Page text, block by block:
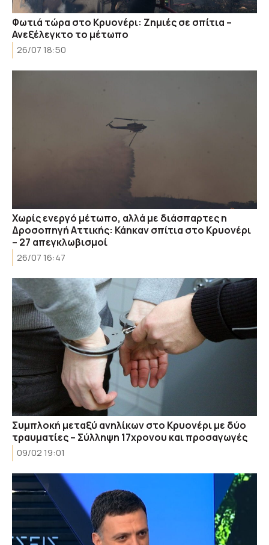
Φωτιά τώρα στο Κρυονέρι: Ζημιές σε σπίτια –
Ανεξέλεγκτο το μέτωπο
26/07 18:50
Χωρίς ενεργό μέτωπο, αλλά με διάσπαρτες η
Δροσοπηγή Αττικής: Κάηκαν σπίτια στο Κρυονέρι
– 27 απεγκλωβισμοί
26/07 16:47
Συμπλοκή μεταξύ ανηλίκων στο Κρυονέρι με δύο
τραυματίες – Σύλληψη 17χρονου και προσαγωγές
09/02 19:01